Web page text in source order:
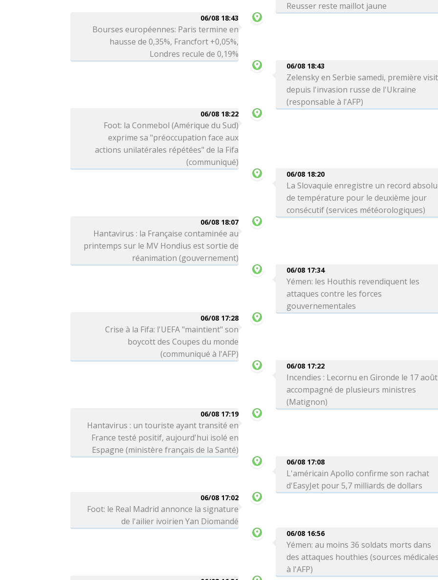
Reusser reste maillot jaune
06/08 18:43
Bourses européennes: Paris termine en
hausse de 0,35%, Francfort +0,05%,
Londres recule de 0,19%
06/08 18:43
Zelensky en Serbie samedi, première
depuis l'invasion russe de l'Ukraine
(responsable à l'AFP)
06/08 18:22
Foot: la Conmebol (Amérique du Sud)
exprime sa "préoccupation face aux
actions unilatérales répétées" de la Fifa
(communiqué)
06/08 18:20
La Slovaquie enregistre un record absolu
de température pour le deuxième jour
consécutif (services météorologiques)
06/08 18:07
Hantavirus : la Française contaminée au
printemps sur le MV Hondius est sortie de
réanimation (gouvernement)
06/08 17:34
Yémen: les Houthis revendiquent les
attaques contre les forces
gouvernementales
06/08 17:28
Crise à la Fifa: l'UEFA "maintient" son
boycott des Coupes du monde
(communiqué à l'AFP)
06/08 17:22
Incendies : Lecornu en Gironde le 17 août
accompagné de plusieurs ministres
(Matignon)
06/08 17:19
Hantavirus : un touriste ayant transité en
France testé positif, aujourd'hui isolé en
Espagne (ministère français de la Santé)
06/08 17:08
L'américain Apollo confirme son rachat
d'EasyJet pour 5,7 milliards de dollars
06/08 17:02
Foot: le Real Madrid annonce la signature
de l'ailier ivoirien Yan Diomandé
06/08 16:56
Yémen: au moins 36 soldats morts dans
des attaques houthies (sources
à l'AFP)